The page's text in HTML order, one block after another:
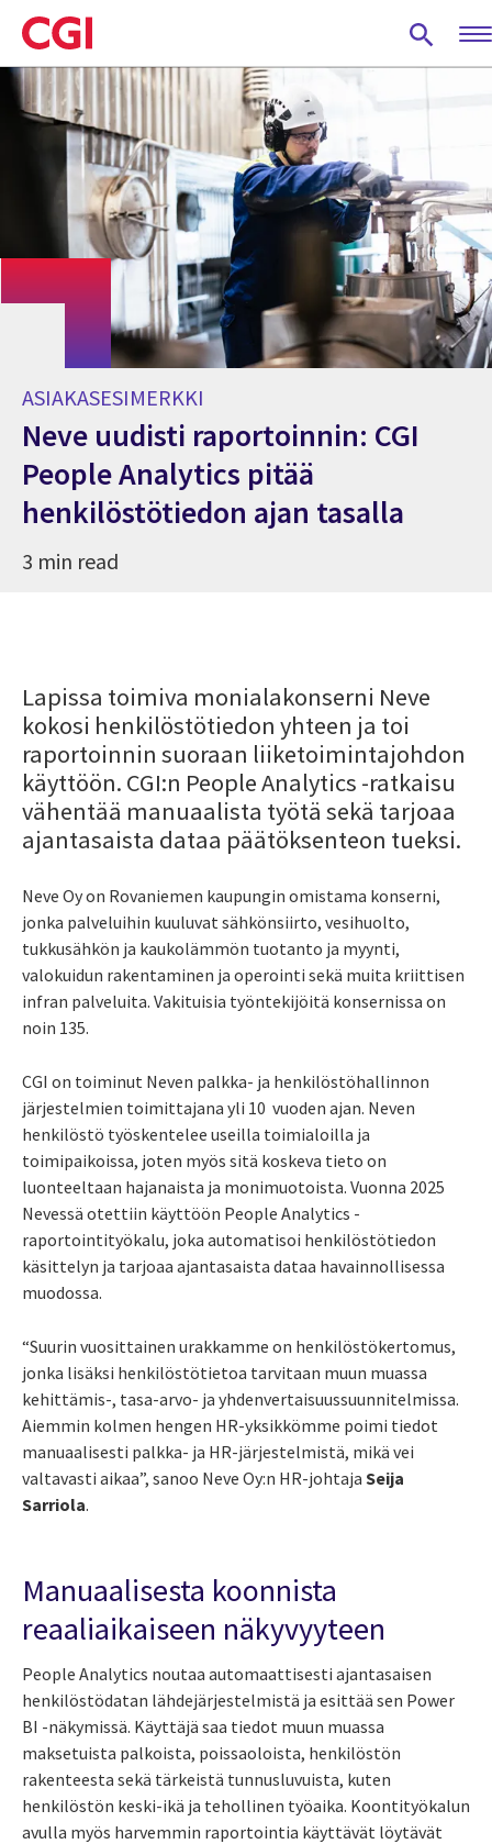
Skip
to
main
content
ASIAKASESIMERKKI
Neve uudisti raportoinnin: CGI
People Analytics pitää
henkilöstötiedon ajan tasalla
3 min read
Lapissa toimiva monialakonserni Neve
kokosi henkilöstötiedon yhteen ja toi
raportoinnin suoraan liiketoimintajohdon
käyttöön. CGI:n People Analytics -ratkaisu
vähentää manuaalista työtä sekä tarjoaa
ajantasaista dataa päätöksenteon tueksi.
Neve Oy on Rovaniemen kaupungin omistama konserni,
jonka palveluihin kuuluvat sähkönsiirto, vesihuolto,
tukkusähkön ja kaukolämmön tuotanto ja myynti,
valokuidun rakentaminen ja operointi sekä muita kriittisen
infran palveluita. Vakituisia työntekijöitä konsernissa on
noin 135.
CGI on toiminut Neven palkka- ja henkilöstöhallinnon
järjestelmien toimittajana yli 10 vuoden ajan. Neven
henkilöstö työskentelee useilla toimialoilla ja
toimipaikoissa, joten myös sitä koskeva tieto on
luonteeltaan hajanaista ja monimuotoista. Vuonna 2025
Nevessä otettiin käyttöön People Analytics -
raportointityökalu, joka automatisoi henkilöstötiedon
käsittelyn ja tarjoaa ajantasaista dataa havainnollisessa
muodossa.
“Suurin vuosittainen urakkamme on henkilöstökertomus,
jonka lisäksi henkilöstötietoa tarvitaan muun muassa
kehittämis-, tasa-arvo- ja yhdenvertaisuussuunnitelmissa.
Aiemmin kolmen hengen HR-yksikkömme poimi tiedot
manuaalisesti palkka- ja HR-järjestelmistä, mikä vei
valtavasti aikaa”, sanoo Neve Oy:n HR-johtaja Seija
Sarriola.
Manuaalisesta koonnista
reaaliaikaiseen näkyvyyteen
People Analytics noutaa automaattisesti ajantasaisen
henkilöstödatan lähdejärjestelmistä ja esittää sen Power
BI -näkymissä. Käyttäjä saa tiedot muun muassa
maksetuista palkoista, poissaoloista, henkilöstön
rakenteesta sekä tärkeistä tunnusluvuista, kuten
henkilöstön keski-ikä ja tehollinen työaika. Koontityökalun
avulla myös harvemmin raportointia käyttävät löytävät